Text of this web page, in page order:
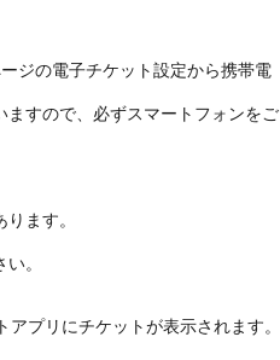
ジの電子チケット設定から携帯電
すので、必ずスマートフォンをご
ます。
。
プリにチケットが表示されます。